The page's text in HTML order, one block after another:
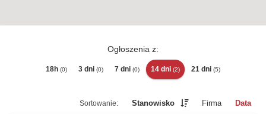
Ogłoszenia z:
18h (0) 3 dni (0) 7 dni (0) 14 dni (2) 21 dni (5)
Stanowisko Firma Data